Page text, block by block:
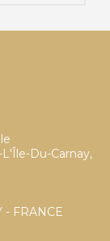
Du-Carnay,
- FRANCE